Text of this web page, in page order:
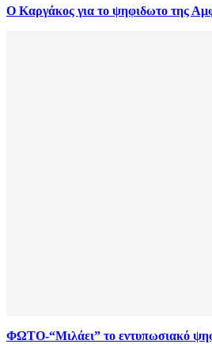
Ο Καργάκος για το ψηφιδωτο της
ΦΩΤΟ-“Μιλάει” το εντυπωσιακό